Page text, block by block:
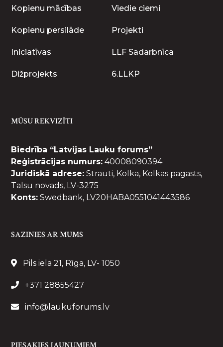
Kopienu mācības Viedie ciemi
Kopienu persilāde Projekti
Iniciatīvas LLF Sadarbnīca
Dižprojekts 6.LLKP
MŪSU REKVIZĪTI
Biedrība “Latvijas Lauku forums”
Reģistrācijas numurs: 40008090394
Juridiskā adrese: Strauti, Kolka, Kolkas pagasts,
Talsu novads, LV-3275
Konts: Swedbank, LV20HABA0551041443586
SAZINIES AR MUMS
Pils iela 21, Rīga, LV- 1050
+371 28855427
info@laukuforums.lv